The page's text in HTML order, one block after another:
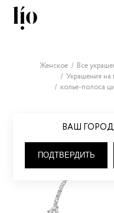
ВАШ ГОРОД
ПОДТВЕРДИТЬ
Женское Все
Украшения
колье-полоса